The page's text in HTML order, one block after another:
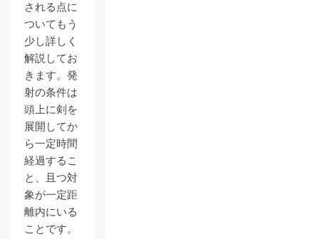
される点に
ついてもう
少し詳しく
解説してお
きます。発
射の条件は
頭上に剣を
展開してか
ら一定時間
経過するこ
と、且つ対
象が一定距
離内にいる
ことです。